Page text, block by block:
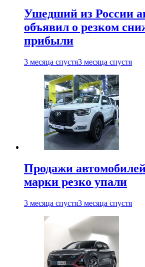
Ушедший из России
объявил о резком
прибыли
3 месяца спустя3 месяца спустя
Продажи
марки резко упали
3 месяца спустя3 месяца спустя